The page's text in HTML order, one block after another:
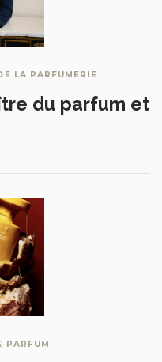
LA PARFUMERIE
du parfum et
PARFUM